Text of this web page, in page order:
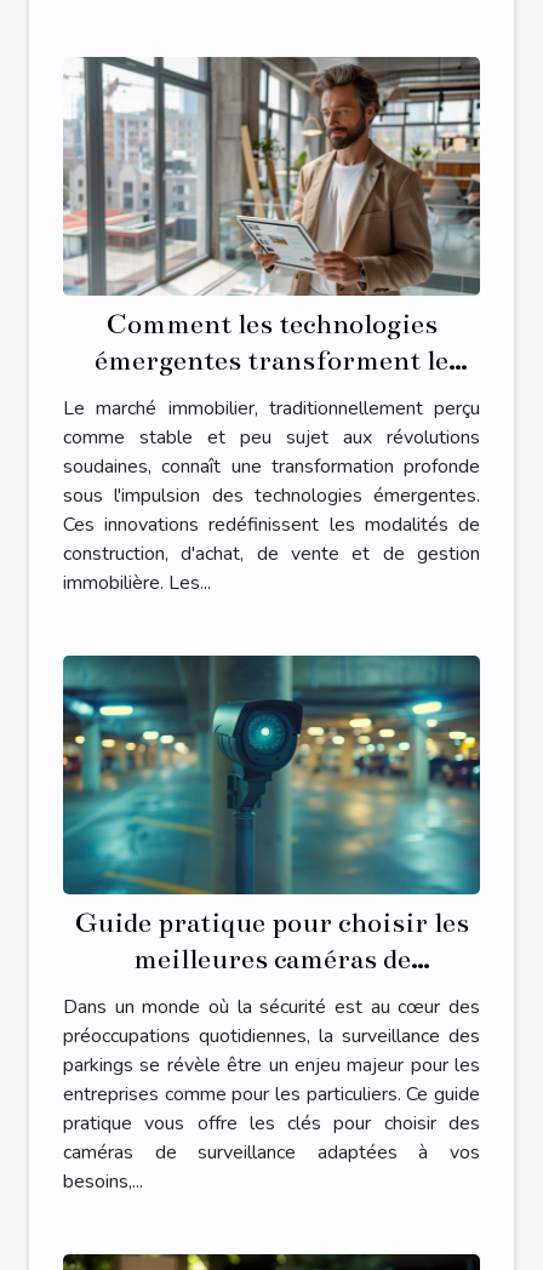
Comment les technologies
émergentes transforment le
marché immobilier
Le marché immobilier, traditionnellement perçu
comme stable et peu sujet aux révolutions
soudaines, connaît une transformation profonde
sous l'impulsion des technologies émergentes.
Ces innovations redéfinissent les modalités de
construction, d'achat, de vente et de gestion
immobilière. Les...
Guide pratique pour choisir les
meilleures caméras de
surveillance pour parkings
Dans un monde où la sécurité est au cœur des
préoccupations quotidiennes, la surveillance des
parkings se révèle être un enjeu majeur pour les
entreprises comme pour les particuliers. Ce guide
pratique vous offre les clés pour choisir des
caméras de surveillance adaptées à vos
besoins,...